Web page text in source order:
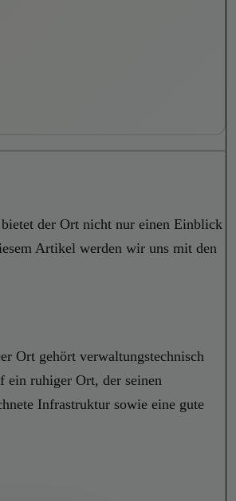
der Ort nicht nur einen Einblick
Artikel werden wir uns mit den
Ort gehört verwaltungstechnisch
ein ruhiger Ort, der seinen
Infrastruktur sowie eine gute